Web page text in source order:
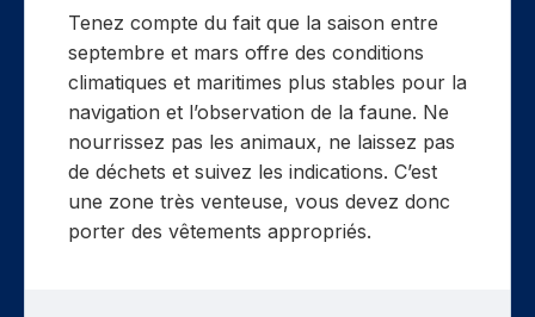
Tenez compte du fait que la saison entre
septembre et mars offre des conditions
climatiques et maritimes plus stables pour la
navigation et l’observation de la faune. Ne
nourrissez pas les animaux, ne laissez pas
de déchets et suivez les indications. C’est
une zone très venteuse, vous devez donc
porter des vêtements appropriés.